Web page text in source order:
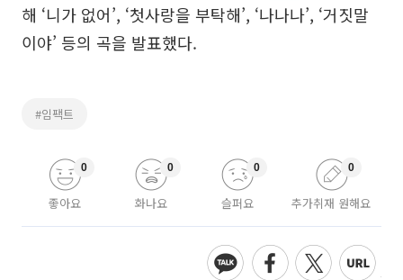
해 ‘니가 없어’, ‘첫사랑을 부탁해’, ‘나나나’, ‘거짓말
이야’ 등의 곡을 발표했다.
#임팩트
좋아요
0
화나요
0
슬퍼요
0
추가취재 원해요
0